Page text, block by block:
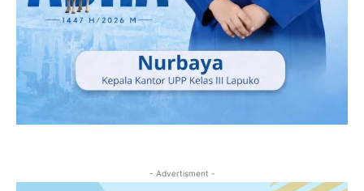
- Advertisment -